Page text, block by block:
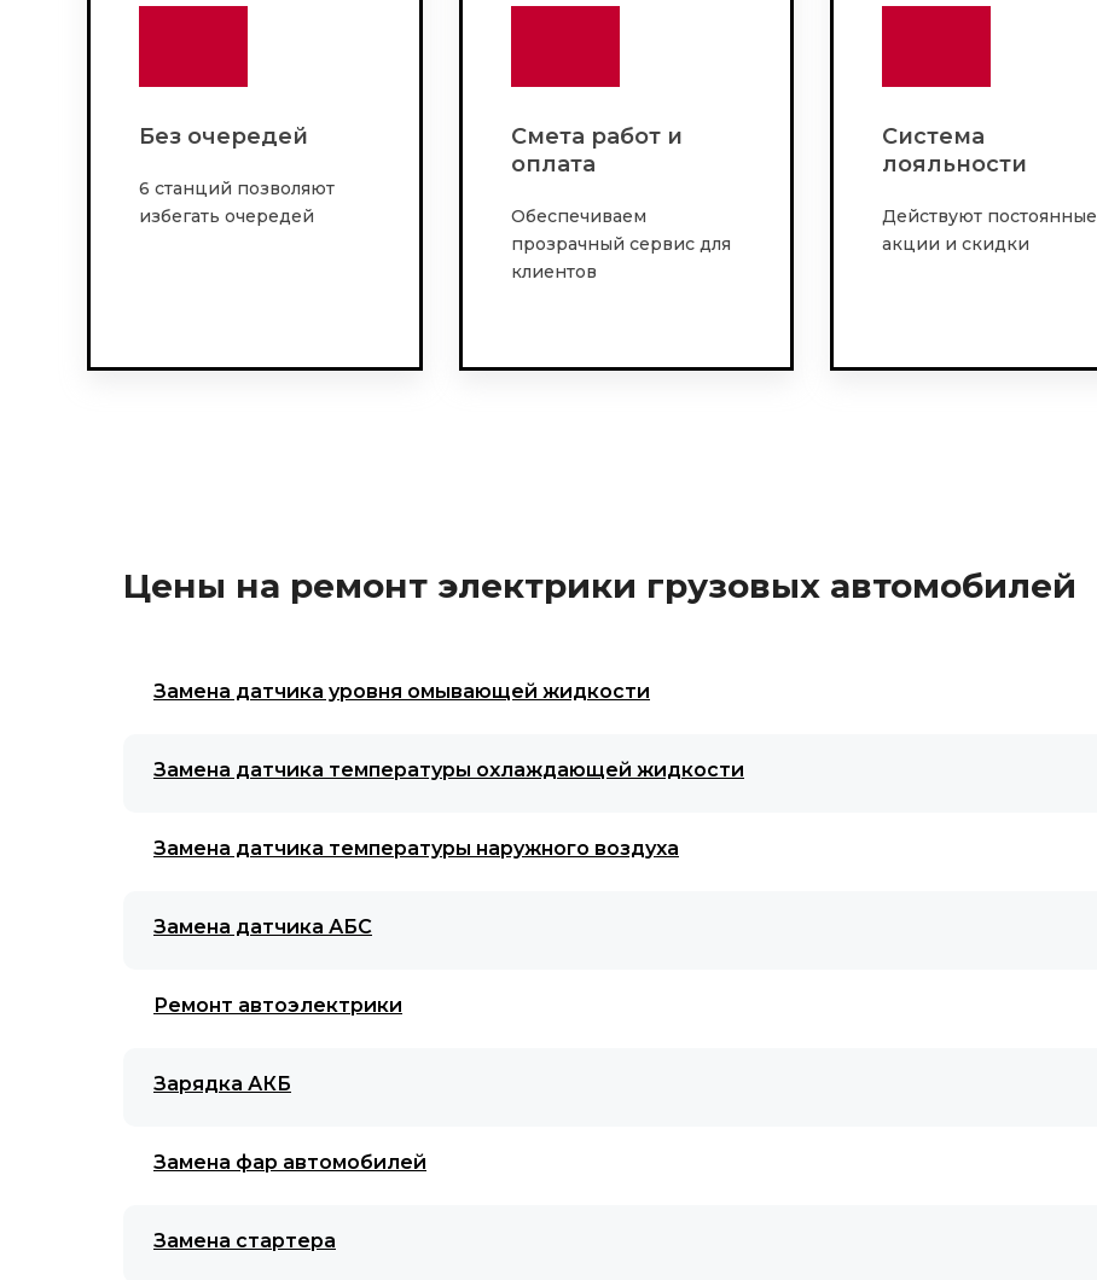
Без очередей
6 станций позволяют
избегать очередей
Смета работ и
оплата
Обеспечиваем
прозрачный сервис для
клиентов
Система
лояльности
Действуют постоянные
акции и скидки
Цены на ремонт электрики грузовых автомобилей
Замена датчика уровня омывающей жидкости
Замена датчика температуры охлаждающей жидкости
Замена датчика температуры наружного воздуха
Замена датчика АБС
Ремонт автоэлектрики
Зарядка АКБ
Замена фар автомобилей
Замена стартера